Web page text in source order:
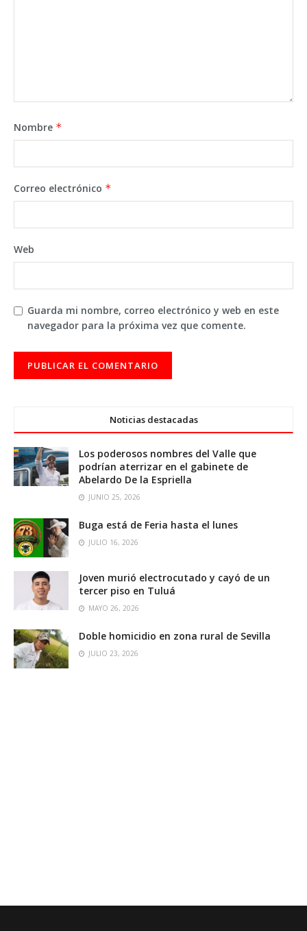
Nombre *
Correo electrónico *
Web
Guarda mi nombre, correo electrónico y web en este
navegador para la próxima vez que comente.
Noticias destacadas
Los poderosos nombres del Valle que
podrían aterrizar en el gabinete de
Abelardo De la Espriella
JUNIO 25, 2026
Buga está de Feria hasta el lunes
JULIO 16, 2026
Joven murió electrocutado y cayó de un
tercer piso en Tuluá
MAYO 26, 2026
Doble homicidio en zona rural de Sevilla
JULIO 23, 2026